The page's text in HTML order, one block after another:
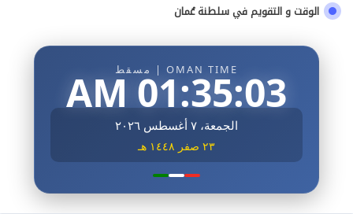
الوقت و التقويم في سلطنة عُمان
OMAN TIME | مسقط
01:35:04 AM
الجمعة، ٧ أغسطس ٢٠٢٦
٢٣ صفر ١٤٤٨ هـ